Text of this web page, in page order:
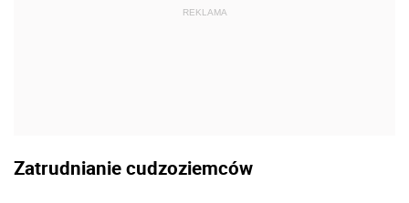
REKLAMA
Zatrudnianie cudzoziemców